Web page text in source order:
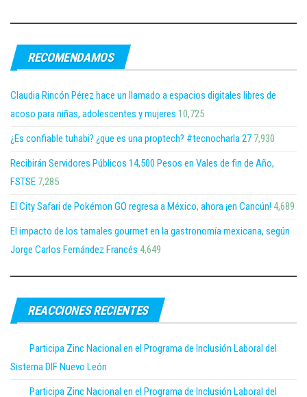
RECOMENDAMOS
Claudia Rincón Pérez hace un llamado a espacios digitales libres de
acoso para niñas, adolescentes y mujeres 10,725
¿Es confiable tuhabi? ¿que es una proptech? #tecnocharla 27 7,930
Recibirán Servidores Públicos 14,500 Pesos en Vales de fin de Año,
FSTSE 7,285
El City Safari de Pokémon GO regresa a México, ahora ¡en Cancún! 4,689
El impacto de los tamales gourmet en la gastronomía mexicana, según
Jorge Carlos Fernández Francés 4,649
REACCIONES RECIENTES
Participa Zinc Nacional en el Programa de Inclusión Laboral del
Sistema DIF Nuevo León
Participa Zinc Nacional en el Programa de Inclusión Laboral del